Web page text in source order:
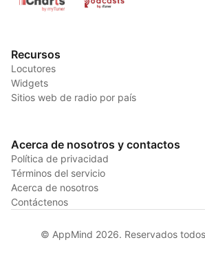
Recursos
Locutores
Widgets
Sitios web de radio por país
Acerca de nosotros y contactos
Política de privacidad
Términos del servicio
Acerca de nosotros
Contáctenos
© AppMind 2026. Reservados